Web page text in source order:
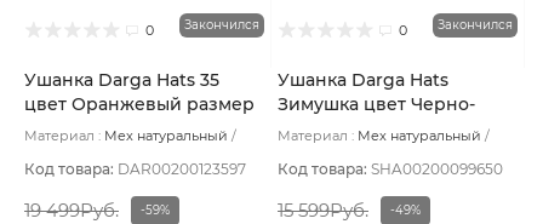
0 Закончился
Ушанка Darga Hats 35
цвет Оранжевый размер
57-58
Материал : Мех натуральный
Код товара: DAR00200123597
19 499Руб. -59%
0 Закончился
Ушанка Darga Hats
Зимушка цвет Черно-
коричневый деграде
Материал : Мех натуральный
Код товара: SHA00200099650
15 599Руб. -49%